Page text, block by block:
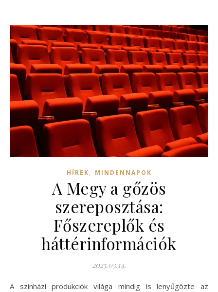
HÍREK, MINDENNAPOK
A Megy a gőzös
szereposztása:
Főszereplők és
háttérinformációk
2025.03.14.
A színházi produkciók világa mindig is lenyűgözte az